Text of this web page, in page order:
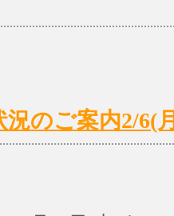
のご案内2/6(